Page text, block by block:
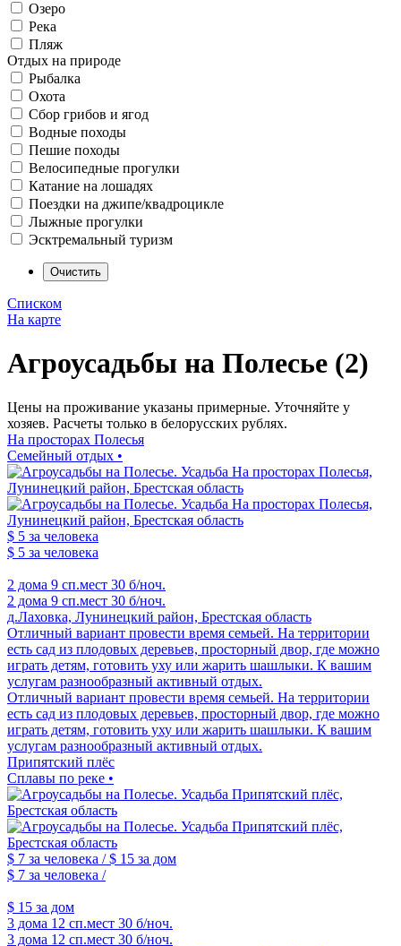
Озеро
Река
Пляж
Отдых на природе
Рыбалка
Охота
Сбор грибов и ягод
Водные походы
Пешие походы
Велосипедные прогулки
Катание на лошадях
Поездки на джипе/квадроцикле
Лыжные прогулки
Эсктремальный туризм
Списком
На карте
Агроусадьбы на Полесье (2)
Цены на проживание указаны примерные. Уточняйте у
хозяев. Расчеты только в белорусских рублях.
На просторах Полесья
Семейный отдых •
$ 5 за человека
$ 5 за человека
2 дома 9 сп.мест 30 б/ноч.
2 дома 9 сп.мест 30 б/ноч.
д.Лаховка, Лунинецкий район, Брестская область
Отличный вариант провести время семьей. На территории
есть сад из плодовых деревьев, просторный двор, где можно
играть детям, готовить уху или жарить шашлыки. К вашим
услугам разнообразный активный отдых.
Отличный вариант провести время семьей. На территории
есть сад из плодовых деревьев, просторный двор, где можно
играть детям, готовить уху или жарить шашлыки. К вашим
услугам разнообразный активный отдых.
Припятский плёс
Сплавы по реке •
$ 7 за человека /$ 15 за дом
$ 7 за человека /
$ 15 за дом
3 дома 12 сп.мест 30 б/ноч.
3 дома 12 сп.мест 30 б/ноч.